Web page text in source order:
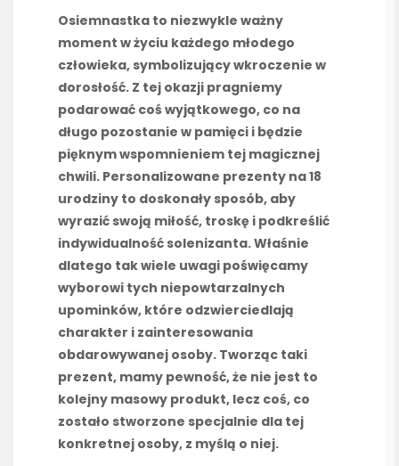
Osiemnastka to niezwykle ważny
moment w życiu każdego młodego
człowieka, symbolizujący wkroczenie w
dorosłość. Z tej okazji pragniemy
podarować coś wyjątkowego, co na
długo pozostanie w pamięci i będzie
pięknym wspomnieniem tej magicznej
chwili. Personalizowane prezenty na 18
urodziny to doskonały sposób, aby
wyrazić swoją miłość, troskę i podkreślić
indywidualność solenizanta. Właśnie
dlatego tak wiele uwagi poświęcamy
wyborowi tych niepowtarzalnych
upominków, które odzwierciedlają
charakter i zainteresowania
obdarowywanej osoby. Tworząc taki
prezent, mamy pewność, że nie jest to
kolejny masowy produkt, lecz coś, co
zostało stworzone specjalnie dla tej
konkretnej osoby, z myślą o niej.